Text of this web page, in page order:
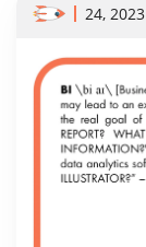
24, 2023